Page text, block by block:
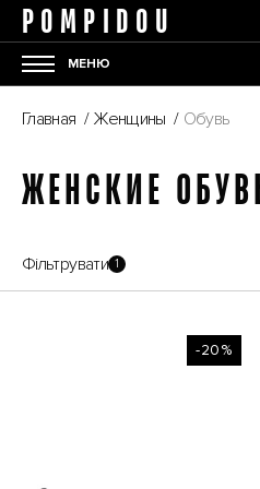
POMPIDOU
МЕНЮ
Главная / Женщины / Обувь
ЖЕНСКИЕ
Фільтрувати 1
-20%